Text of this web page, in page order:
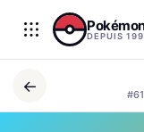
Aller au contenu
DEPUIS
←